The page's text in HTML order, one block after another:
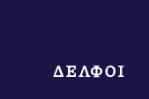
ΔΕΛΦΟΙ